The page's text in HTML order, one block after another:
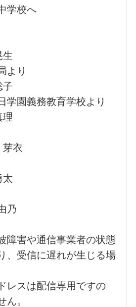
学校へ
より
園義務教育学校より
衣
乃
障害や通信事業者の状態
、受信に遅れが生じる場
レスは配信専用ですの
ん。